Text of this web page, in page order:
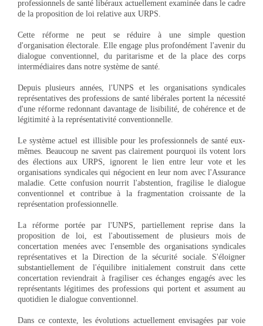
professionnels de santé libéraux actuellement examinée dans le cadre
de la proposition de loi relative aux URPS.
Cette réforme ne peut se réduire à une simple question
d'organisation électorale. Elle engage plus profondément l'avenir du
dialogue conventionnel, du paritarisme et de la place des corps
intermédiaires dans notre système de santé.
Depuis plusieurs années, l'UNPS et les organisations syndicales
représentatives des professions de santé libérales portent la nécessité
d'une réforme redonnant davantage de lisibilité, de cohérence et de
légitimité à la représentativité conventionnelle.
Le système actuel est illisible pour les professionnels de santé eux-
mêmes. Beaucoup ne savent pas clairement pourquoi ils votent lors
des élections aux URPS, ignorent le lien entre leur vote et les
organisations syndicales qui négocient en leur nom avec l'Assurance
maladie. Cette confusion nourrit l'abstention, fragilise le dialogue
conventionnel et contribue à la fragmentation croissante de la
représentation professionnelle.
La réforme portée par l'UNPS, partiellement reprise dans la
proposition de loi, est l'aboutissement de plusieurs mois de
concertation menées avec l'ensemble des organisations syndicales
représentatives et la Direction de la sécurité sociale. S'éloigner
substantiellement de l'équilibre initialement construit dans cette
concertation reviendrait à fragiliser ces échanges engagés avec les
représentants légitimes des professions qui portent et assument au
quotidien le dialogue conventionnel.
Dans ce contexte, les évolutions actuellement envisagées par voie